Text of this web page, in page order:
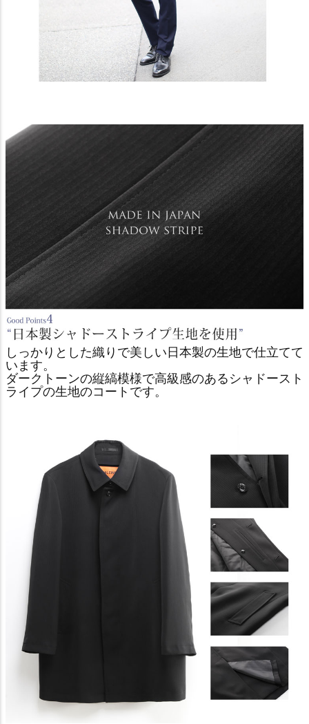
しっかりとした織りで美しい日本製の生地で仕立てて
います。
ダークトーンの縦縞模様で高級感のあるシャドースト
ライプの生地のコートです。